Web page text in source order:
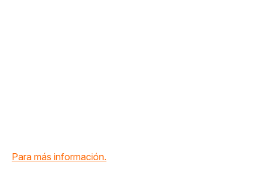
Para más información.